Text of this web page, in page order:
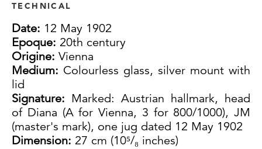
TECHNICAL
Date: 12 May 1902
Epoque: 20th century
Origine: Vienna
Medium: Colourless glass, silver mount with
lid
Signature: Marked: Austrian hallmark, head
of Diana (A for Vienna, 3 for 800/1000), JM
(master's mark), one jug dated 12 May 1902
Dimension: 27 cm (10⁵/₈ inches)